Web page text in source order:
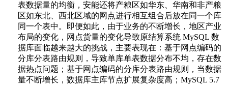
表数据量的均衡，安能还将产粮区如华东、华南和非产粮
区如东北、西北区域的网点进行相互组合后放在同一个库
同一个表中。即便如此，由于业务的不断增长，地区产业
布局的变化，网点货量的变化导致原结算系统 MySQL 数
据库面临越来越大的挑战，主要表现在：基于网点编码的
分库分表路由规则，导致单库单表数据分布不均，存在数
据热点问题；基于网点编码的分库分表路由规则，当数据
量不断增长，数据库主库节点扩展复杂度高；MySQL 5.7